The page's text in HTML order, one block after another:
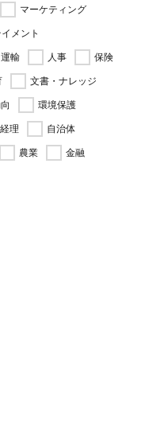
マーケティング
メント
輸 人事
保険
文書・ナレッジ
環境保護
経理
自治体
農業 金融